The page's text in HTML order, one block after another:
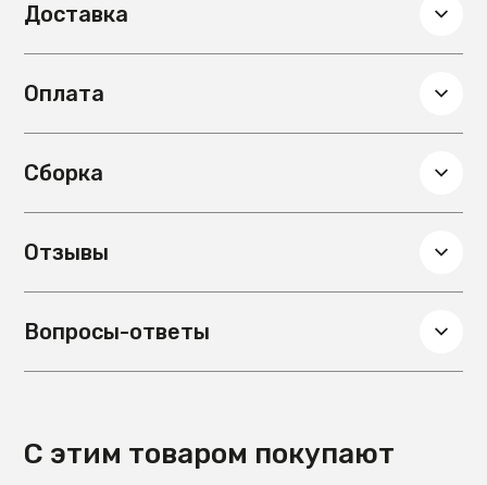
Глубина, см
Вес, кг
27
Сборка
Материал столешницы
Доставка
Оплата
Сборка
Отзывы
Вопросы-ответы
С этим товаром покупают